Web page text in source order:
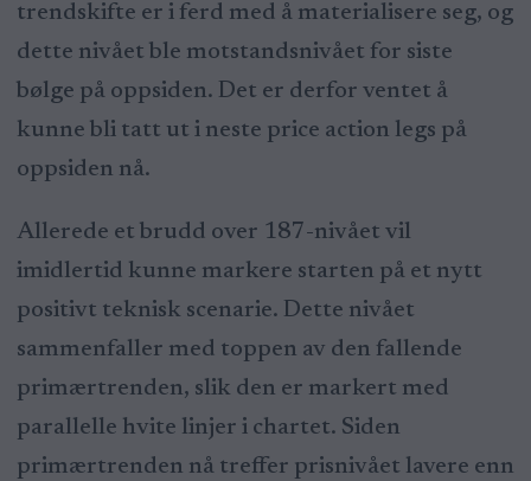
trendskifte er i ferd med å materialisere seg, og
dette nivået ble motstandsnivået for siste
bølge på oppsiden. Det er derfor ventet å
kunne bli tatt ut i neste price action legs på
oppsiden nå.
Allerede et brudd over 187-nivået vil
imidlertid kunne markere starten på et nytt
positivt teknisk scenarie. Dette nivået
sammenfaller med toppen av den fallende
primærtrenden, slik den er markert med
parallelle hvite linjer i chartet. Siden
primærtrenden nå treffer prisnivået lavere enn